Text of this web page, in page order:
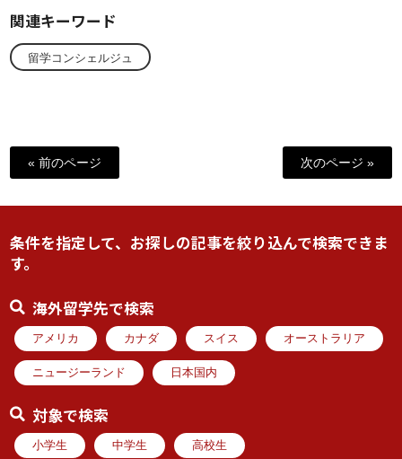
関連キーワード
留学コンシェルジュ
« 前のページ 次のページ »
条件を指定して、お探しの記事を絞り込んで検索できま
す。
海外留学先で検索
アメリカ カナダ スイス オーストラリア
ニュージーランド 日本国内
対象で検索
小学生 中学生 高校生